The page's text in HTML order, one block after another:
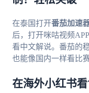
在泰国打开番茄加速
后，打开咪咕视频
看中文解说。番茄的
也能像国内一样看比赛
在海外小红书